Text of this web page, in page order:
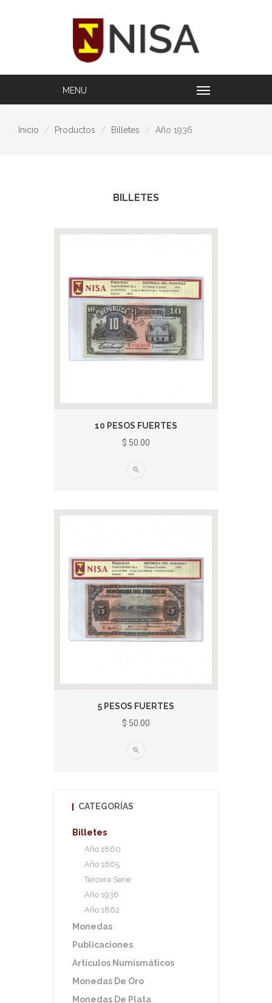
Inicio Productos Billetes Año 1936
BILLETES
10 PESOS FUERTES
$ 50.00
5 PESOS FUERTES
$ 50.00
CATEGORÍAS
Billetes
Año 1860
Año 1865
Tercera Serie
Año 1936
Año 1862
Monedas
Publicaciones
Artículos Numismáticos
Monedas De Oro
Monedas De Plata